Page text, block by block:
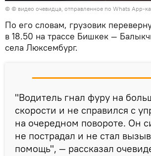
© © видео очевидца, отправленное по Whats App-
По его словам, грузовик
в 18.50 на трассе Бишкек —
села Люксембург.
"Водитель гнал фуру на
скорости и не справился с
на очередном повороте. Он
не пострадал и не стал
помощь", — рассказал